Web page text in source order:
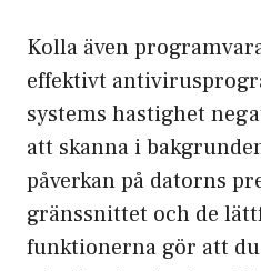
Kolla även
effektivt
systems hastighet
att skanna i
påverkan på datorns
gränssnittet och de
funktionerna gör att